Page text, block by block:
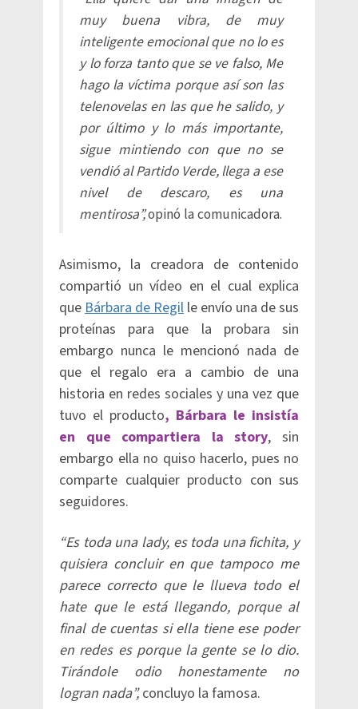
muy buena vibra, de muy
inteligente emocional que no lo es
y lo forza tanto que se ve falso, Me
hago la víctima porque así son las
telenovelas en las que he salido, y
por último y lo más importante,
sigue mintiendo con que no se
vendió al Partido Verde, llega a ese
nivel de descaro, es una
mentirosa”,opinó la comunicadora.
Asimismo, la creadora de contenido
compartió un vídeo en el cual explica
que Bárbara de Regil le envío una de sus
proteínas para que la probara sin
embargo nunca le mencionó nada de
que el regalo era a cambio de una
historia en redes sociales y una vez que
tuvo el producto, Bárbara le insistía
en que compartiera la story, sin
embargo ella no quiso hacerlo, pues no
comparte cualquier producto con sus
seguidores.
“Es toda una lady, es toda una fichita, y
quisiera concluir en que tampoco me
parece correcto que le llueva todo el
hate que le está llegando, porque al
final de cuentas si ella tiene ese poder
en redes es porque la gente se lo dio.
Tirándole odio honestamente no
logran nada”,concluyo la famosa.